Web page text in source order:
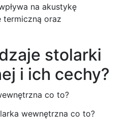
na akustykę
termiczną oraz
stolarki
i ich cechy?
wewnętrzna co to?